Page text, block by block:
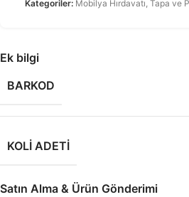
Kategoriler: Mobilya Hırdavatı, Tapa ve
Ek bilgi
BARKOD
KOLI ADETI
Satın Alma & Ürün Gönderimi